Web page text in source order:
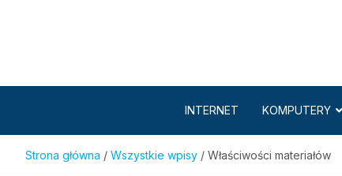
INTERNET KOMPUTERY
Strona główna Wszystkie wpisy Właściwości materiałów